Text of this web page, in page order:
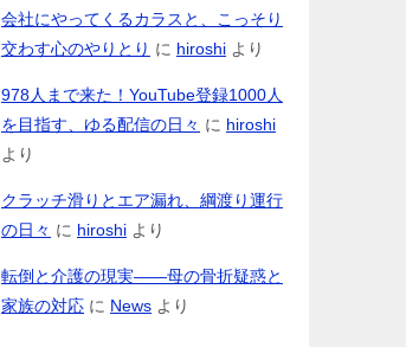
会社にやってくるカラスと、こっそり
交わす心のやりとり に hiroshi より
978人まで来た！YouTube登録1000人
を目指す、ゆる配信の日々 に hiroshi
より
クラッチ滑りとエア漏れ、綱渡り運行
の日々 に hiroshi より
転倒と介護の現実――母の骨折疑惑と
家族の対応 に News より